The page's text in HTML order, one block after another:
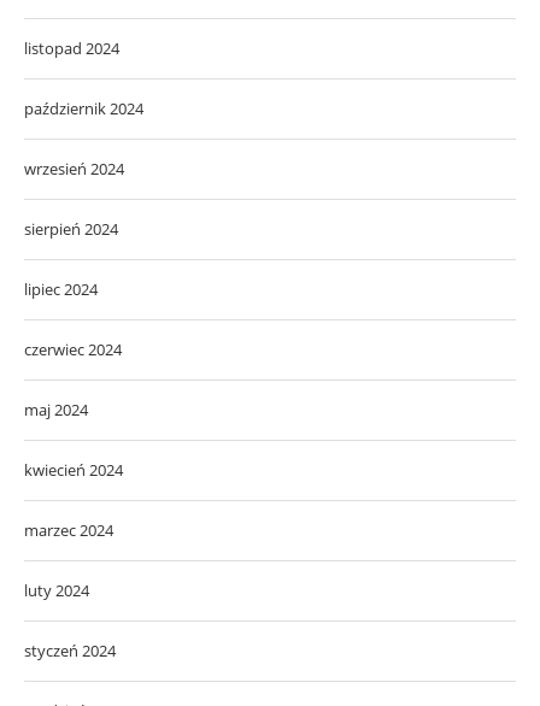
listopad 2024
październik 2024
wrzesień 2024
sierpień 2024
lipiec 2024
czerwiec 2024
maj 2024
kwiecień 2024
marzec 2024
luty 2024
styczeń 2024